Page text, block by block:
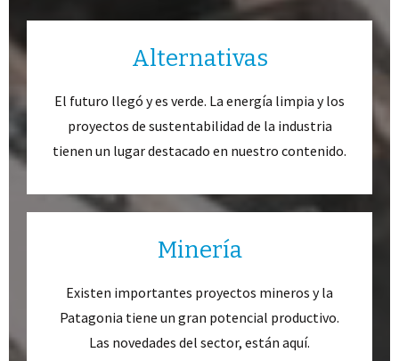
Alternativas
El futuro llegó y es verde. La energía limpia y los
proyectos de sustentabilidad de la industria
tienen un lugar destacado en nuestro contenido.
Minería
Existen importantes proyectos mineros y la
Patagonia tiene un gran potencial productivo.
Las novedades del sector, están aquí.